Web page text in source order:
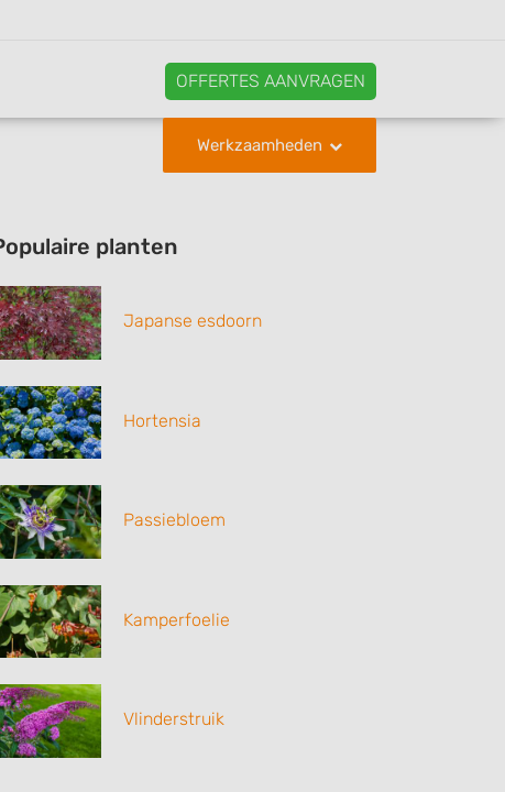
OFFERTES AANVRAGEN
Werkzaamheden
planten
Japanse esdoorn
Hortensia
Passiebloem
Kamperfoelie
Vlinderstruik